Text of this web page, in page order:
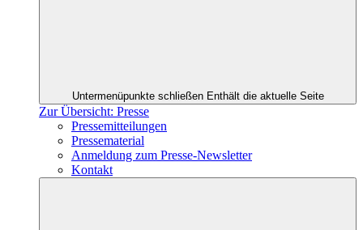
Untermenüpunkte schließen Enthält die aktuelle Seite
Zur Übersicht: Presse
Pressemitteilungen
Pressematerial
Anmeldung zum Presse-Newsletter
Kontakt